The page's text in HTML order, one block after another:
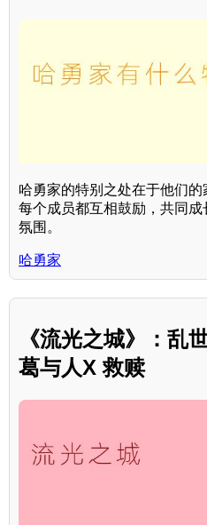
哈勇家的特别之处在于他们的
每个成员都互相鼓励，共同
氛围。
哈勇家
《流光之城》：乱
葛与人X 救赎